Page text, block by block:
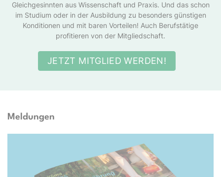
Gleichgesinnten aus Wissenschaft und Praxis. Und das schon
im Studium oder in der Ausbildung zu besonders günstigen
Konditionen und mit baren Vorteilen! Auch Berufstätige
profitieren von der Mitgliedschaft.
JETZT MITGLIED WERDEN!
Meldungen